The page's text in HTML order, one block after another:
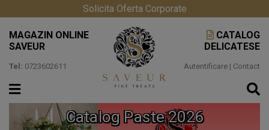
Solicita Oferta Corporate
MAGAZIN ONLINE
SAVEUR
Tel: 0723602611
CATALOG
DELICATESE
Autentificare | Contact
Catalog Paste 2026